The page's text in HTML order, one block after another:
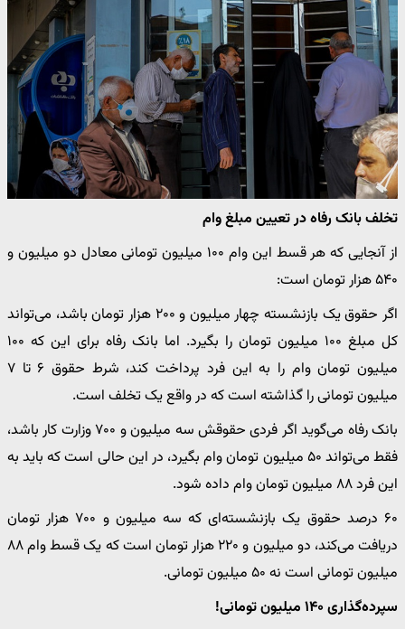
تخلف بانک رفاه در تعیین مبلغ وام
از آنجایی که هر قسط این وام ۱۰۰ میلیون تومانی معادل دو میلیون و
۵۴۰ هزار تومان است:
اگر حقوق یک بازنشسته چهار میلیون و ۲۰۰ هزار تومان باشد، می‌تواند
کل مبلغ ۱۰۰ میلیون تومان را بگیرد. اما بانک رفاه برای این که ۱۰۰
میلیون تومان وام را به این فرد پرداخت کند، شرط حقوق ۶ تا ۷
میلیون تومانی را گذاشته است که در واقع یک تخلف است.
بانک رفاه می‌گوید اگر فردی حقوقش سه میلیون و ۷۰۰ وزارت کار باشد،
فقط می‌تواند ۵۰ میلیون تومان وام بگیرد، در این حالی است که باید به
این فرد ۸۸ میلیون تومان وام داده شود.
۶۰ درصد حقوق یک بازنشسته‌ای که سه میلیون و ۷۰۰ هزار تومان
دریافت می‌کند، دو میلیون و ۲۲۰ هزار تومان است که یک قسط وام ۸۸
میلیون تومانی است نه ۵۰ میلیون تومانی.
سپرده‌گذاری ۱۴۰ میلیون تومانی!